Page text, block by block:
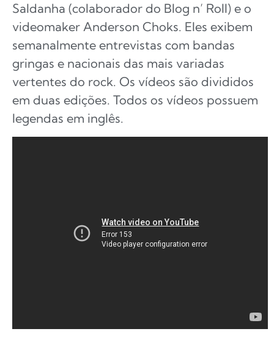
Saldanha (colaborador do Blog n’ Roll) e o
videomaker Anderson Choks. Eles exibem
semanalmente entrevistas com bandas
gringas e nacionais das mais variadas
vertentes do rock. Os vídeos são divididos
em duas edições. Todos os vídeos possuem
legendas em inglês.